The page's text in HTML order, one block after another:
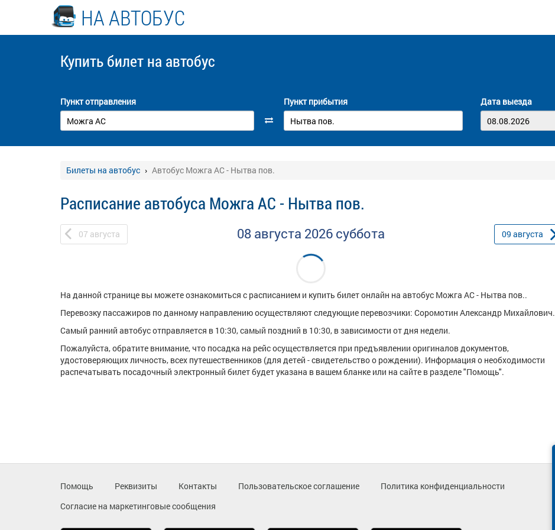
НА АВТОБУС
Купить билет на автобус
Пункт отправления Пункт прибытия Дата выезда
Билеты на автобус Автобус Можга АС - Нытва пов.
Расписание автобуса Можга АС - Нытва пов.
07 августа 08 августа 2026 суббота 09 августа
На данной странице вы можете ознакомиться с расписанием и купить билет онлайн на автобус Можга АС - Нытва пов..
Перевозку пассажиров по данному направлению осуществляют следующие перевозчики: Соромотин Александр Михайлович.
Самый ранний автобус отправляется в 10:30, самый поздний в 10:30, в зависимости от дня недели.
Пожалуйста, обратите внимание, что посадка на рейс осуществляется при предъявлении оригиналов документов,
удостоверяющих личность, всех путешественников (для детей - свидетельство о рождении). Информация о необходимости
распечатывать посадочный электронный билет будет указана в вашем бланке или на сайте в разделе "Помощь".
Помощь Реквизиты Контакты Пользовательское соглашение
Политика конфиденциальности
Согласие на маркетинговые сообщения